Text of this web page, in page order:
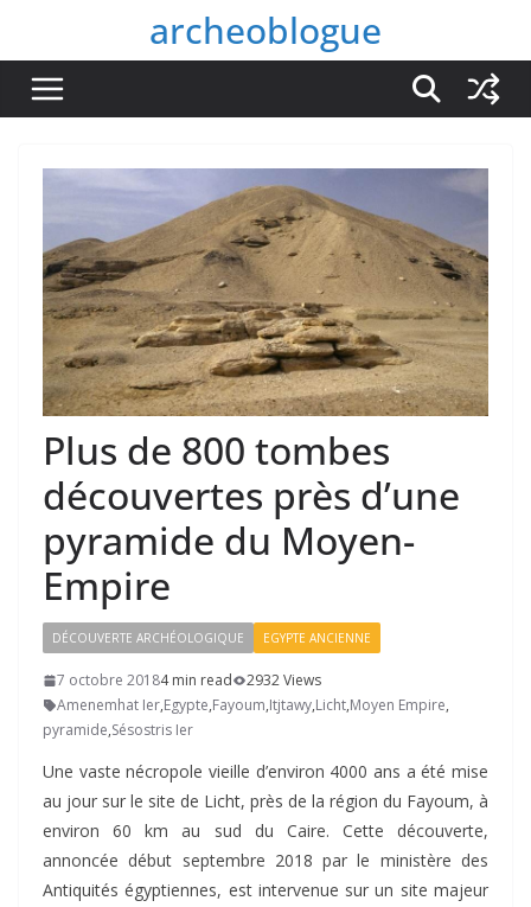
contenu
archeoblogue
Plus de 800 tombes
découvertes près d’une
pyramide du Moyen-
Empire
DÉCOUVERTE ARCHÉOLOGIQUE EGYPTE ANCIENNE
7 octobre 20184 min read
2932 Views
Amenemhat Ier,Egypte,Fayoum,Itjtawy,Licht,Moyen Empire,
pyramide,Sésostris Ier
Une vaste nécropole vieille d’environ 4000 ans a été mise
au jour sur le site de Licht, près de la région du Fayoum, à
environ 60 km au sud du Caire. Cette découverte,
annoncée début septembre 2018 par le ministère des
Antiquités égyptiennes, est intervenue sur un site majeur